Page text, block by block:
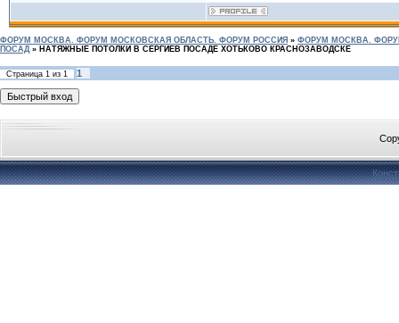
ФОРУМ МОСКВА. ФОРУМ МОСКОВСКАЯ ОБЛАСТЬ. ФОРУМ РОССИЯ » ФОРУМ МОСКВА.
ПОСАД » НАТЯЖНЫЕ ПОТОЛКИ В СЕРГИЕВ ПОСАДЕ ХОТЬКОВО КРАСНОЗАВОДСКЕ
Страница 1 из 1 1